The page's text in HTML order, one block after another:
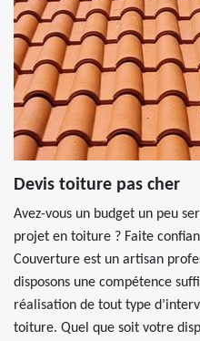
Devis toiture pas cher
Avez-vous un budget un peu
projet en toiture ? Faite
Couverture est un artisan
disposons une compétence
réalisation de tout type
toiture. Quel que soit votre